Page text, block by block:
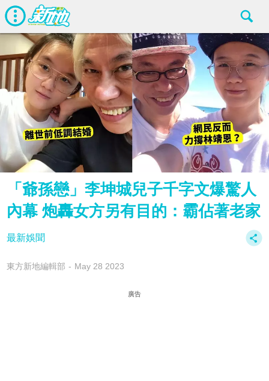
「爺孫戀」李坤城兒子千字文爆驚人
內幕 炮轟女方另有目的：霸佔著老家
最新娛聞
東方新地編輯部 May 28 2023
廣告